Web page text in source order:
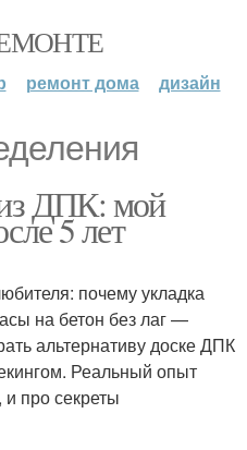
ремонт дома дизайн
из ДПК: мой
5 лет
почему укладка
на бетон без лаг —
альтернативу доске ДПК
Реальный опыт
и про секреты